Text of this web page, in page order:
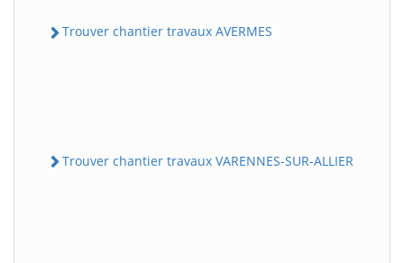
Trouver chantier travaux AVERMES
Trouver chantier travaux VARENNES-SUR-ALLIER